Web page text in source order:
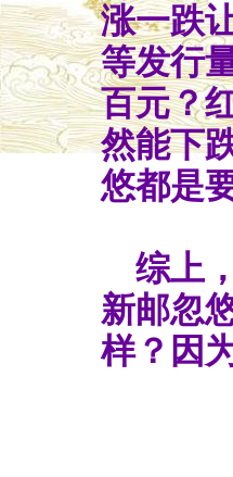
涨一跌
等发行
百元？
然能下
悠都是
综上
新邮忽
样？因